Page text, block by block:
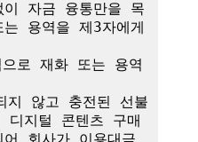
자금 융통만을 목
용역을 제3자에게
로 재화 또는 용역
지 않고 충전된 선불
디지털 콘텐츠 구매